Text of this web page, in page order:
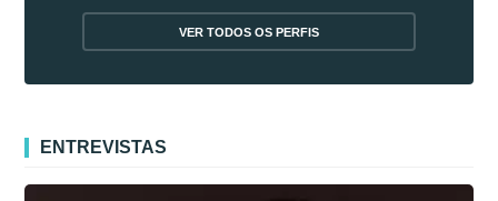
VER TODOS OS PERFIS
ENTREVISTAS